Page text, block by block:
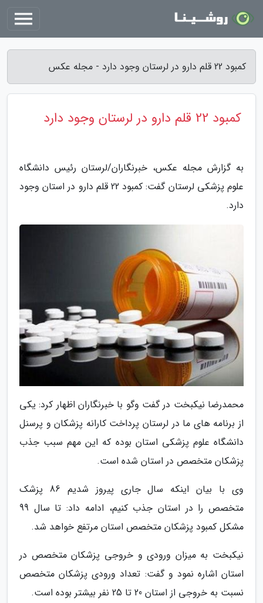
کمبود 22 قلم دارو در لرستان وجود دارد - مجله عکس
کمبود 22 قلم دارو در لرستان وجود دارد
به گزارش مجله عکس، خبرنگاران/لرستان رئیس دانشگاه
علوم پزشکی لرستان گفت: کمبود 22 قلم دارو در استان وجود
دارد.
محمدرضا نیکبخت در گفت وگو با خبرنگاران اظهار کرد: یکی
از برنامه های ما در لرستان پرداخت کارانه پزشکان و پرسنل
دانشگاه علوم پزشکی استان بوده که این مهم سبب جذب
پزشکان متخصص در استان شده است.
وی با بیان اینکه سال جاری پیروز شدیم 86 پزشک
متخصص را در استان جذب کنیم، ادامه داد: تا سال 99
مشکل کمبود پزشکان متخصص استان مرتفع خواهد شد.
نیکبخت به میزان ورودی و خروجی پزشکان متخصص در
استان اشاره نمود و گفت: تعداد ورودی پزشکان متخصص
نسبت به خروجی از استان 20 تا 25 نفر بیشتر بوده است.